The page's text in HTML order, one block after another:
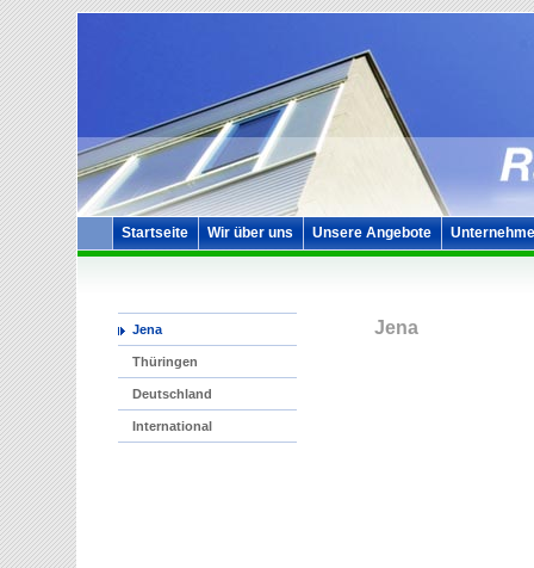
Startseite Wir über uns Unsere Angebote
Jena
Thüringen
Deutschland
International
Jena